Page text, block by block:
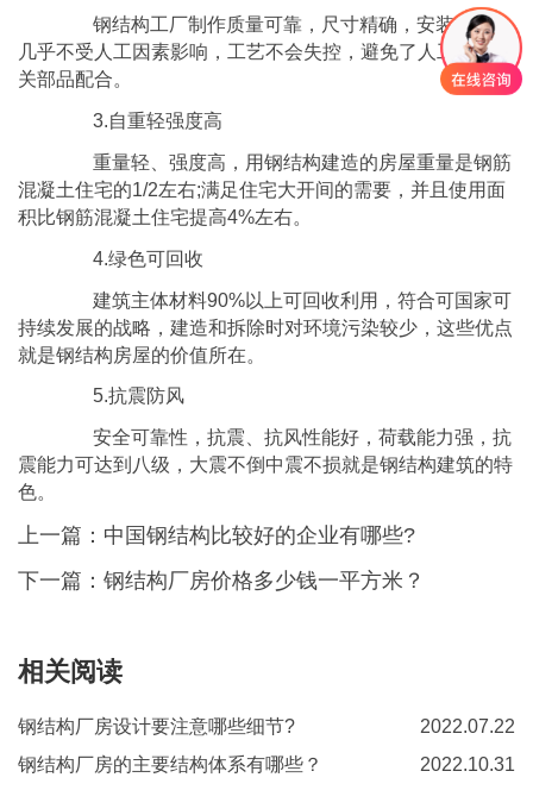
钢结构工厂制作质量可靠，尺寸精确，安装方便，
几乎不受人工因素影响，工艺不会失控，避免了人工易与相
关部品配合。
3.自重轻强度高
重量轻、强度高，用钢结构建造的房屋重量是钢筋
混凝土住宅的1/2左右;满足住宅大开间的需要，并且使用面
积比钢筋混凝土住宅提高4%左右。
4.绿色可回收
建筑主体材料90%以上可回收利用，符合可国家可
持续发展的战略，建造和拆除时对环境污染较少，这些优点
就是钢结构房屋的价值所在。
5.抗震防风
安全可靠性，抗震、抗风性能好，荷载能力强，抗
震能力可达到八级，大震不倒中震不损就是钢结构建筑的特
色。
上一篇： 中国钢结构比较好的企业有哪些?
下一篇： 钢结构厂房价格多少钱一平方米？
相关阅读
钢结构厂房设计要注意哪些细节?
2022.07.22
钢结构厂房的主要结构体系有哪些？
2022.10.31